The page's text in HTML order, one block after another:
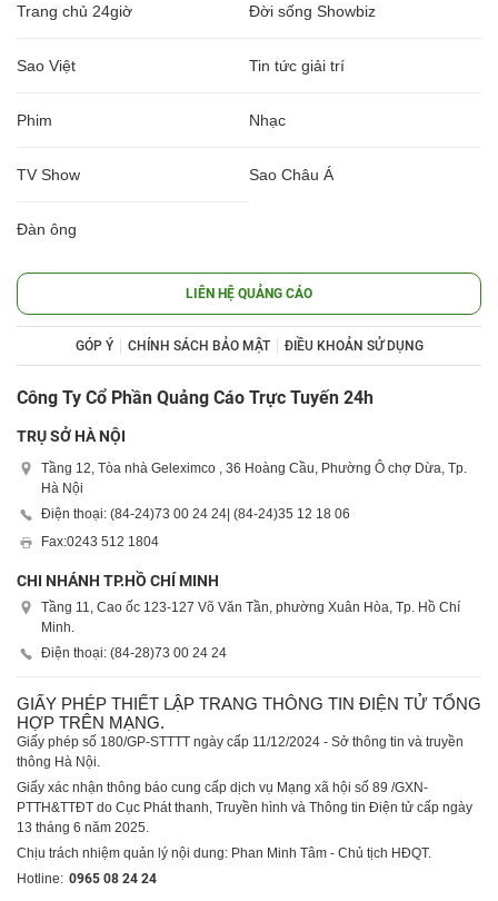
Trang chủ 24giờ Đời sống Showbiz
Sao Việt Tin tức giải trí
Phim Nhạc
TV Show Sao Châu Á
Đàn ông
LIÊN HỆ QUẢNG CÁO
GÓP Ý CHÍNH SÁCH BẢO MẬT ĐIỀU KHOẢN SỬ DỤNG
Công Ty Cổ Phần Quảng Cáo Trực Tuyến 24h
TRỤ SỞ HÀ NỘI
Tầng 12, Tòa nhà Geleximco , 36 Hoàng Cầu, Phường Ô chợ Dừa, Tp.
Hà Nội
Điện thoại: (84-24)73 00 24 24| (84-24)35 12 18 06
Fax:0243 512 1804
CHI NHÁNH TP.HỒ CHÍ MINH
Tầng 11, Cao ốc 123-127 Võ Văn Tần, phường Xuân Hòa, Tp. Hồ Chí
Minh.
Điện thoại: (84-28)73 00 24 24
GIẤY PHÉP THIẾT LẬP TRANG THÔNG TIN ĐIỆN TỬ TỔNG
HỢP TRÊN MẠNG.
Giấy phép số 180/GP-STTTT ngày cấp 11/12/2024 - Sở thông tin và truyền
thông Hà Nội.
Giấy xác nhận thông báo cung cấp dịch vụ Mạng xã hội số 89 /GXN-
PTTH&TTĐT do Cục Phát thanh, Truyền hình và Thông tin Điện tử cấp ngày
13 tháng 6 năm 2025.
Chịu trách nhiệm quản lý nội dung: Phan Minh Tâm - Chủ tịch HĐQT.
Hotline: 0965 08 24 24